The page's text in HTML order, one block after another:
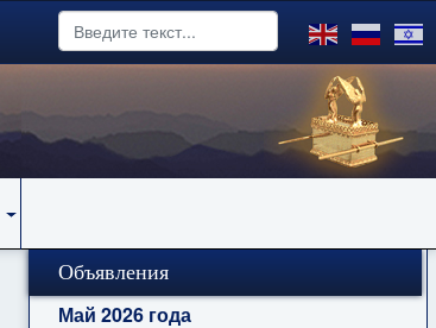
Объявления
Май 2026 года